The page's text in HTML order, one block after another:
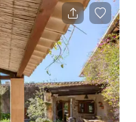
proyecto o evento.
en español entre
nuestra esencia: un